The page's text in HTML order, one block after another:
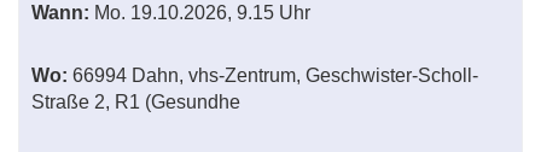
Wann: Mo. 19.10.2026, 9.15 Uhr
Wo: 66994 Dahn, vhs-Zentrum, Geschwister-Scholl-
Straße 2, R1 (Gesundhe